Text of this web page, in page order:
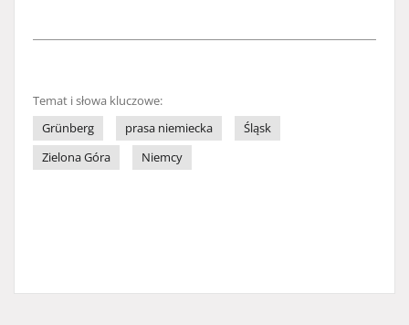
Temat i słowa kluczowe:
Grünberg
prasa niemiecka
Śląsk
Zielona Góra
Niemcy